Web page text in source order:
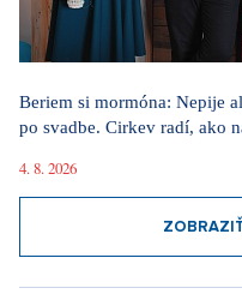
Beriem si mormóna: Nepije
po svadbe. Cirkev radí, ako
4. 8. 2026